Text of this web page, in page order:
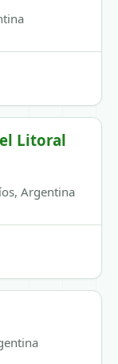
Litoral
Argentina